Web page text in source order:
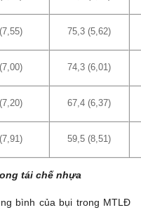
75,3 (5,62)
74,3 (6,01)
67,4 (6,37)
59,5 (8,51)
tái chế nhựa
bình của bụi trong MTLĐ